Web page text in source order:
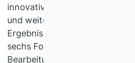
innovativen Geschäftsmodellen
und weiterentwickelter
Ergebnis des Projekts DL2030
sechs Forschungsfelder, deren
Bearbeitung eine